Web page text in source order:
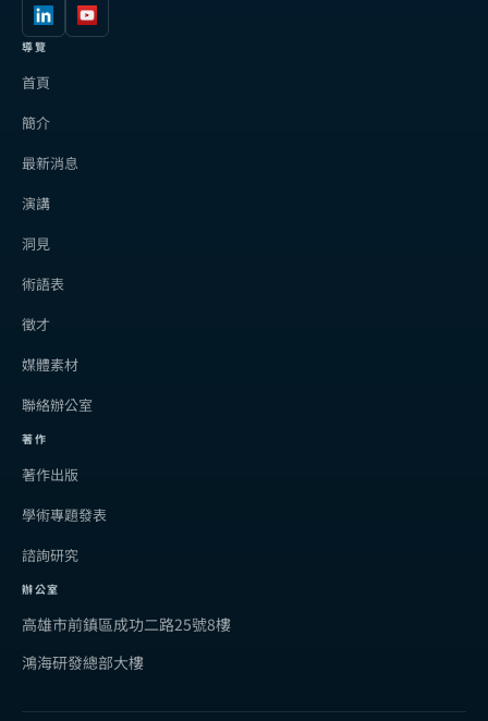
導覽
首頁
簡介
最新消息
演講
洞見
術語表
徵才
媒體素材
聯絡辦公室
著作
著作出版
學術專題發表
諮詢研究
辦公室
高雄市前鎮區成功二路25號8樓
鴻海研發總部大樓